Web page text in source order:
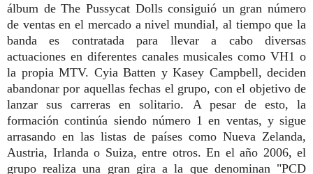
álbum de The Pussycat Dolls consiguió un gran número
de ventas en el mercado a nivel mundial, al tiempo que la
banda es contratada para llevar a cabo diversas
actuaciones en diferentes canales musicales como VH1 o
la propia MTV. Cyia Batten y Kasey Campbell, deciden
abandonar por aquellas fechas el grupo, con el objetivo de
lanzar sus carreras en solitario. A pesar de esto, la
formación continúa siendo número 1 en ventas, y sigue
arrasando en las listas de países como Nueva Zelanda,
Austria, Irlanda o Suiza, entre otros. En el año 2006, el
grupo realiza una gran gira a la que denominan "PCD